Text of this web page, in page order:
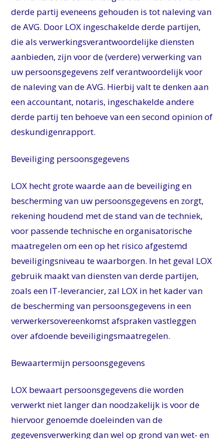
derde partij eveneens gehouden is tot naleving van
de AVG. Door LOX ingeschakelde derde partijen,
die als verwerkingsverantwoordelijke diensten
aanbieden, zijn voor de (verdere) verwerking van
uw persoonsgegevens zelf verantwoordelijk voor
de naleving van de AVG. Hierbij valt te denken aan
een accountant, notaris, ingeschakelde andere
derde partij ten behoeve van een second opinion of
deskundigenrapport.
Beveiliging persoonsgegevens
LOX hecht grote waarde aan de beveiliging en
bescherming van uw persoonsgegevens en zorgt,
rekening houdend met de stand van de techniek,
voor passende technische en organisatorische
maatregelen om een op het risico afgestemd
beveiligingsniveaute waarborgen. In het geval LOX
gebruik maakt van diensten van derde partijen,
zoals een IT-leverancier, zal LOX in het kader van
de bescherming van persoonsgegevens in een
verwerkersovereenkomst afspraken vastleggen
over afdoende beveiligingsmaatregelen.
Bewaartermijn persoonsgegevens
LOX bewaart persoonsgegevens die worden
verwerkt niet langer dan noodzakelijk is voor de
hiervoor genoemde doeleinden van de
gegevensverwerking dan wel op grond van wet- en